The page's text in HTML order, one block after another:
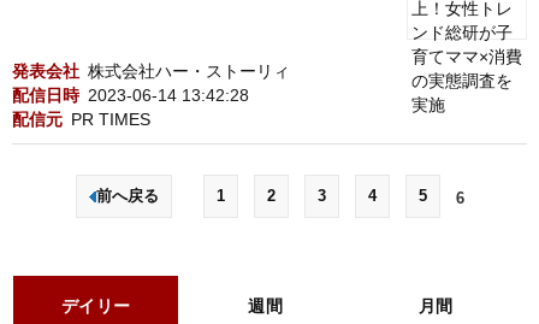
発表会社 株式会社ハー・ストーリィ
配信日時 2023-06-14 13:42:28
配信元 PR TIMES
前へ戻る 1 2 3 4 5 6
デイリー 週間 月間